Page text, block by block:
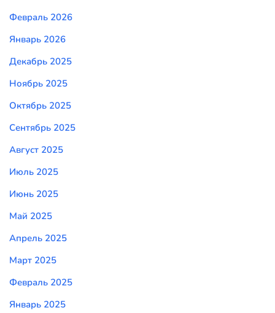
Февраль 2026
Январь 2026
Декабрь 2025
Ноябрь 2025
Октябрь 2025
Сентябрь 2025
Август 2025
Июль 2025
Июнь 2025
Май 2025
Апрель 2025
Март 2025
Февраль 2025
Январь 2025